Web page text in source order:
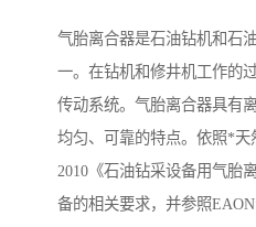
气胎离合器是石油钻机和石
一。在钻机和修井机工作的
传动系统。气胎离合器具有
均匀、可靠的特点。依照*天
2010《石油钻采设备用气胎
备的相关要求，并参照